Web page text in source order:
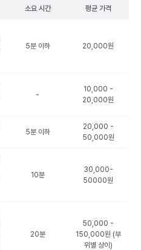
소요 시간 평균 가격
5분 이하 20,000원
-
10,000 -
20,000원
5분 이하
20,000 -
50,000원
10분
30,000-
50000원
20분
50,000 -
150,000원 (부
위별 상이)